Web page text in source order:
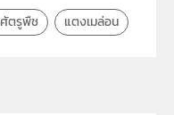
ตรูพืช แตงเมล่อน